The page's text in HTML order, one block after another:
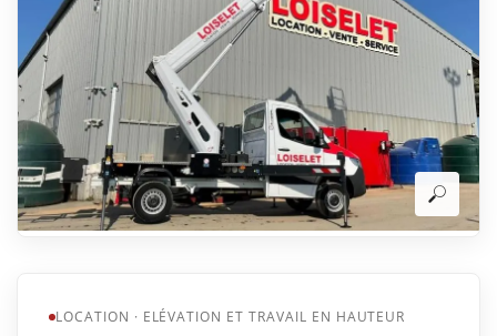
LOCATION · ELÉVATION ET TRAVAIL EN HAUTEUR